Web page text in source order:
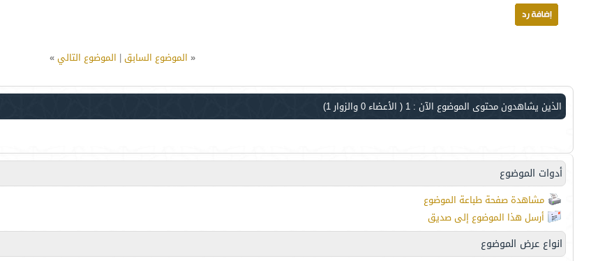
« الموضوع السابق| الموضوع التالي»
الذين يشاهدون محتوى الموضوع الآن : 1 ( الأعضاء 0 والزوار 1)
أدوات الموضوع
مشاهدة صفحة طباعة الموضوع
أرسل هذا الموضوع إلى صديق
انواع عرض الموضوع